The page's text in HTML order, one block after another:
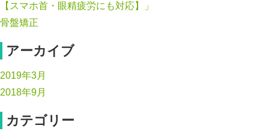
【スマホ首・眼精疲労にも対応】」
骨盤矯正
アーカイブ
2019年3月
2018年9月
カテゴリー